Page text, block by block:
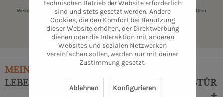
Weitere Informationen findest Du in unsererDatenschutzerklärung. Danke für Dein
Vertrauen.
MEIN
– TÄGLICHE FRISCHE
LEBENSMITTEL DIREKT VOR DEINE HAUSTÜR
technischen Betrieb der Website erforderlich
sind und stets gesetzt werden. Andere
Cookies, die den Komfort bei Benutzung
dieser Website erhöhen, der Direktwerbung
dienen oder die Interaktion mit anderen
Websites und sozialen Netzwerken
vereinfachen sollen, werden nur mit deiner
Zustimmung gesetzt.
Ablehnen Konfigurieren